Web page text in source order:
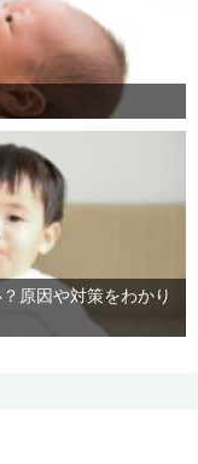
原因や対策をわかり